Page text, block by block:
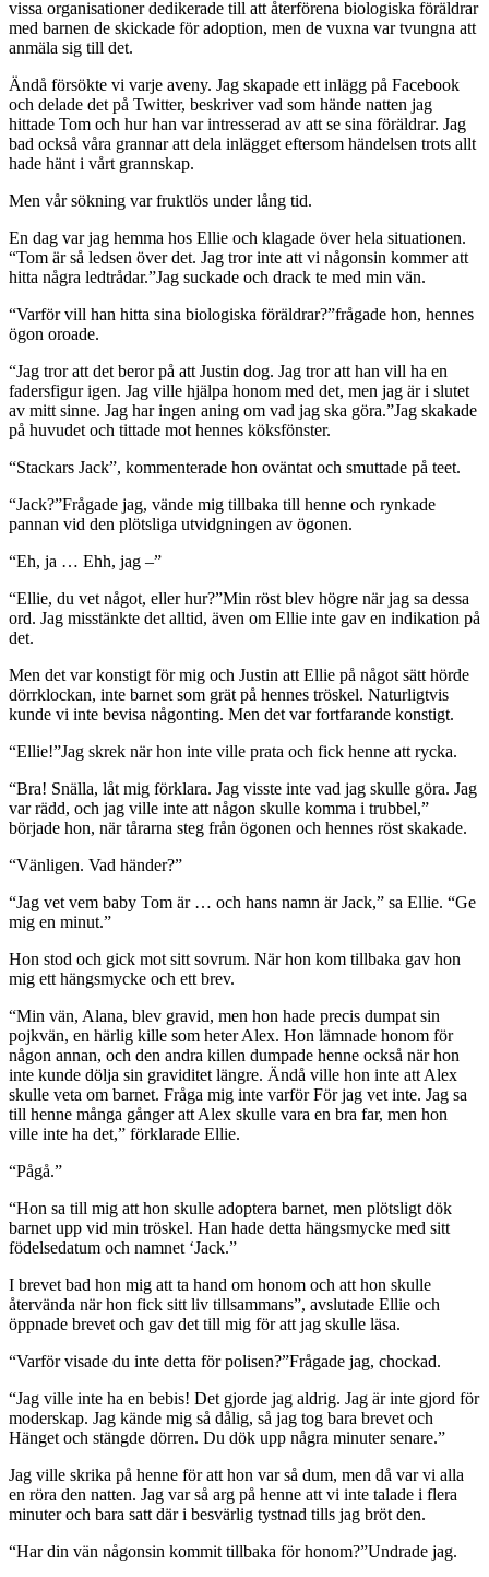
vissa organisationer dedikerade till att återförena biologiska föräldrar
med barnen de skickade för adoption, men de vuxna var tvungna att
anmäla sig till det.
Ändå försökte vi varje aveny. Jag skapade ett inlägg på Facebook
och delade det på Twitter, beskriver vad som hände natten jag
hittade Tom och hur han var intresserad av att se sina föräldrar. Jag
bad också våra grannar att dela inlägget eftersom händelsen trots allt
hade hänt i vårt grannskap.
Men vår sökning var fruktlös under lång tid.
En dag var jag hemma hos Ellie och klagade över hela situationen.
“Tom är så ledsen över det. Jag tror inte att vi någonsin kommer att
hitta några ledtrådar.”Jag suckade och drack te med min vän.
“Varför vill han hitta sina biologiska föräldrar?”frågade hon, hennes
ögon oroade.
“Jag tror att det beror på att Justin dog. Jag tror att han vill ha en
fadersfigur igen. Jag ville hjälpa honom med det, men jag är i slutet
av mitt sinne. Jag har ingen aning om vad jag ska göra.”Jag skakade
på huvudet och tittade mot hennes köksfönster.
“Stackars Jack”, kommenterade hon oväntat och smuttade på teet.
“Jack?”Frågade jag, vände mig tillbaka till henne och rynkade
pannan vid den plötsliga utvidgningen av ögonen.
“Eh, ja … Ehh, jag –”
“Ellie, du vet något, eller hur?”Min röst blev högre när jag sa dessa
ord. Jag misstänkte det alltid, även om Ellie inte gav en indikation på
det.
Men det var konstigt för mig och Justin att Ellie på något sätt hörde
dörrklockan, inte barnet som grät på hennes tröskel. Naturligtvis
kunde vi inte bevisa någonting. Men det var fortfarande konstigt.
“Ellie!”Jag skrek när hon inte ville prata och fick henne att rycka.
“Bra! Snälla, låt mig förklara. Jag visste inte vad jag skulle göra. Jag
var rädd, och jag ville inte att någon skulle komma i trubbel,”
började hon, när tårarna steg från ögonen och hennes röst skakade.
“Vänligen. Vad händer?”
“Jag vet vem baby Tom är … och hans namn är Jack,” sa Ellie. “Ge
mig en minut.”
Hon stod och gick mot sitt sovrum. När hon kom tillbaka gav hon
mig ett hängsmycke och ett brev.
“Min vän, Alana, blev gravid, men hon hade precis dumpat sin
pojkvän, en härlig kille som heter Alex. Hon lämnade honom för
någon annan, och den andra killen dumpade henne också när hon
inte kunde dölja sin graviditet längre. Ändå ville hon inte att Alex
skulle veta om barnet. Fråga mig inte varför För jag vet inte. Jag sa
till henne många gånger att Alex skulle vara en bra far, men hon
ville inte ha det,” förklarade Ellie.
“Pågå.”
“Hon sa till mig att hon skulle adoptera barnet, men plötsligt dök
barnet upp vid min tröskel. Han hade detta hängsmycke med sitt
födelsedatum och namnet ‘Jack.”
I brevet bad hon mig att ta hand om honom och att hon skulle
återvända när hon fick sitt liv tillsammans”, avslutade Ellie och
öppnade brevet och gav det till mig för att jag skulle läsa.
“Varför visade du inte detta för polisen?”Frågade jag, chockad.
“Jag ville inte ha en bebis! Det gjorde jag aldrig. Jag är inte gjord för
moderskap. Jag kände mig så dålig, så jag tog bara brevet och
Hänget och stängde dörren. Du dök upp några minuter senare.”
Jag ville skrika på henne för att hon var så dum, men då var vi alla
en röra den natten. Jag var så arg på henne att vi inte talade i flera
minuter och bara satt där i besvärlig tystnad tills jag bröt den.
“Har din vän någonsin kommit tillbaka för honom?”Undrade jag.